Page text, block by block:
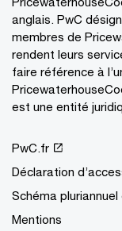
anglais. PwC
membres de
rendent leurs
faire référence à
est une entité
PwC.fr
Déclaration
Schéma
Mentions